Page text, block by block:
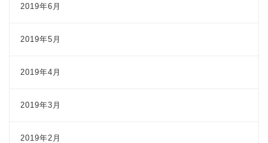
2019年6月
2019年5月
2019年4月
2019年3月
2019年2月